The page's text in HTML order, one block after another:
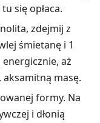
się opłaca.
zdejmij z
śmietanę i 1
aż
aksamitną masę.
formy. Na
i dłonią